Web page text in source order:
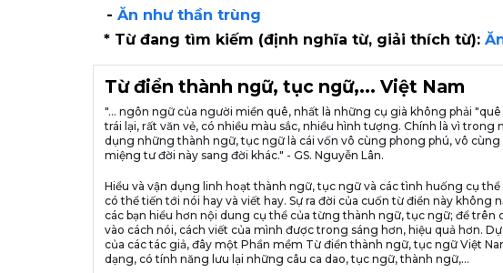
- Ăn như thần trùng
* Từ đang tìm kiếm (định nghĩa từ, giải thích từ):
Từ điển thành ngữ, tục ngữ,... Việt Nam
"... ngôn ngữ của người miền quê, nhất là những cụ già không phải
trái lại, rất văn vẻ, có nhiều màu sắc, nhiều hình tượng. Chính là vì
dụng những thành ngữ, tục ngữ là cái vốn vô cùng phong phú, vô
miệng tư đời này sang đời khác." - GS. Nguyễn Lân.
Hiểu và vận dụng linh hoạt thành ngữ, tục ngữ và các tình huống cụ
có thể tiến tới nói hay và viết hay. Sự ra đời của cuốn từ điển này không
các bạn hiểu hơn nội dung cụ thể của từng thành ngữ, tục ngữ; để trên
vào cách nói, cách viết của mình được trong sáng hơn, hiệu quả hơn.
của các tác giả, đây một Phần mềm Từ điển thành ngữ, tục ngữ Việt
dạng, có tính năng lưu lại những câu ca dao, tục ngữ, thành ngữ,...